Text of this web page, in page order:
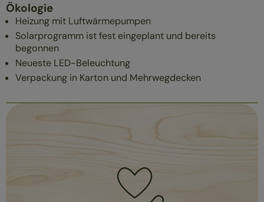
Ökologie
Heizung mit Luftwärmepumpen
Solarprogramm ist fest eingeplant und bereits
begonnen
Neueste LED-Beleuchtung
Verpackung in Karton und Mehrwegdecken